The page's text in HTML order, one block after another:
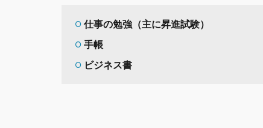
仕事の勉強（主に昇進試験）
手帳
ビジネス書